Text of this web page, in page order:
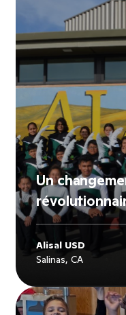
Un
Alisal USD
Salinas, CA
Explore